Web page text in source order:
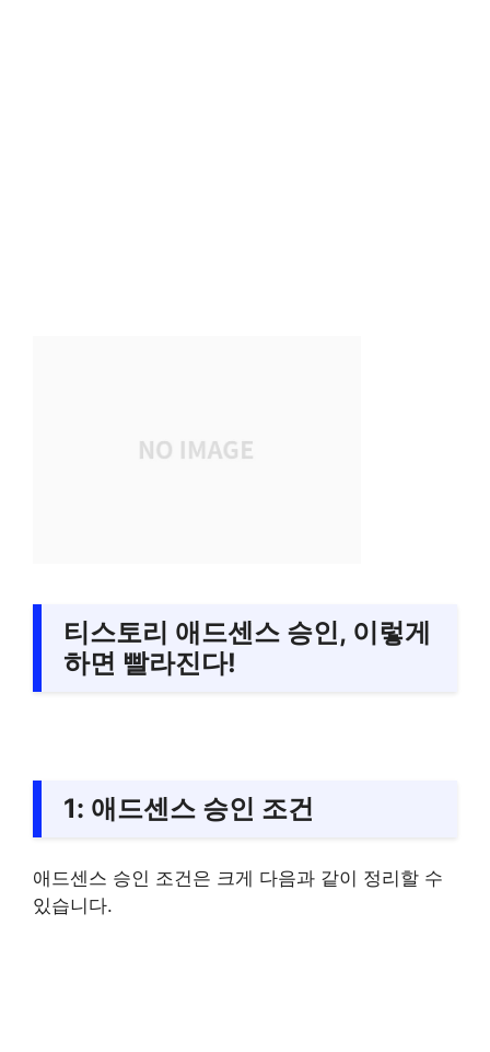
티스토리 애드센스 승인, 이렇게
하면 빨라진다!
1: 애드센스 승인 조건
애드센스 승인 조건은 크게 다음과 같이 정리할 수
있습니다.